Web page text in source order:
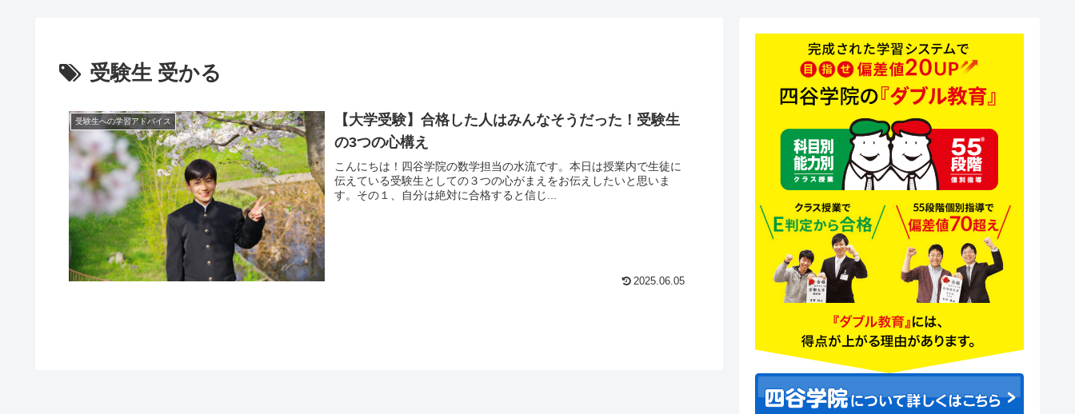
受験生 受かる
受験生への学習アドバイス
【大学受験】合格した人はみんなそうだった！受験生
の3つの心構え
こんにちは！四谷学院の数学担当の水流です。本日は授業内で生徒に
伝えている受験生としての３つの心がまえをお伝えしたいと思いま
す。その１、自分は絶対に合格すると信じ...
2025.06.05